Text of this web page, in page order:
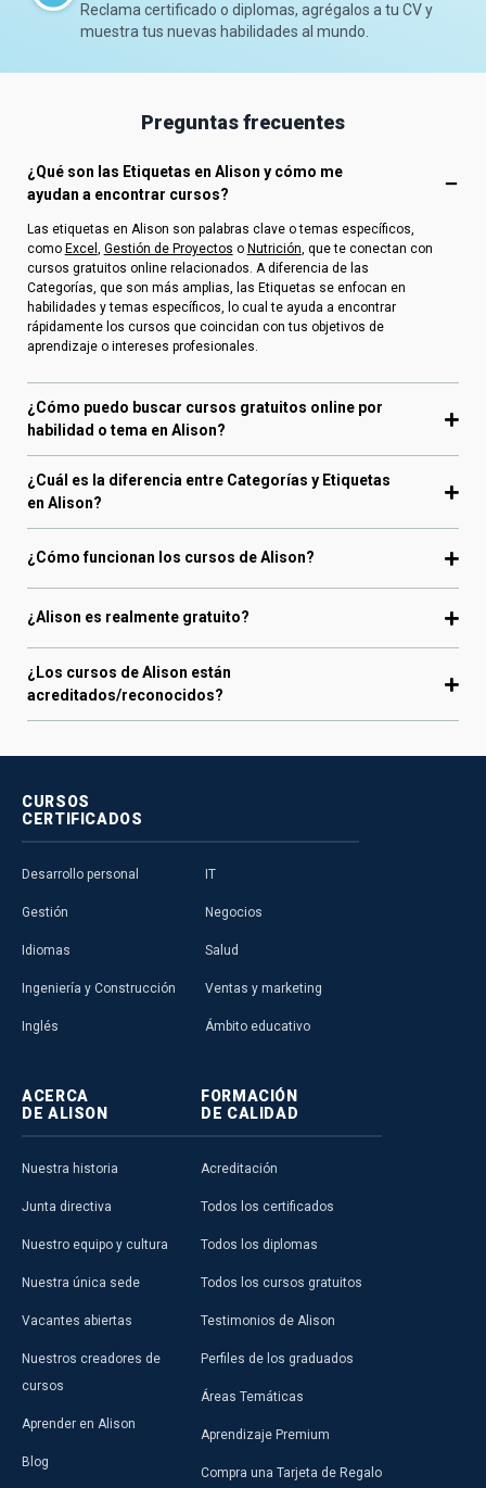
Reclama certificado o diplomas, agrégalos a tu CV y
muestra tus nuevas habilidades al mundo.
Preguntas frecuentes
¿Qué son las Etiquetas en Alison y cómo me
ayudan a encontrar cursos?
Las etiquetas en Alison son palabras clave o temas específicos,
como Excel Gestión de Proyectos o Nutrición , que te conectan con
cursos gratuitos online relacionados. A diferencia de las
Categorías, que son más amplias, las Etiquetas se enfocan en
habilidades y temas específicos, lo cual te ayuda a encontrar
rápidamente los cursos que coincidan con tus objetivos de
aprendizaje o intereses profesionales.
¿Cómo puedo buscar cursos gratuitos online por
habilidad o tema en Alison?
¿Cuál es la diferencia entre Categorías y Etiquetas
en Alison?
¿Cómo funcionan los cursos de Alison?
¿Alison es realmente gratuito?
¿Los cursos de Alison están
acreditados/reconocidos?
CURSOS
CERTIFICADOS
Desarrollo personal
Gestión
Idiomas
Ingeniería y Construcción
Inglés
IT
Negocios
Salud
Ventas y marketing
Ámbito educativo
ACERCA
DE ALISON
Nuestra historia
Junta directiva
Nuestro equipo y cultura
Nuestra única sede
Vacantes abiertas
Nuestros creadores de
cursos
Aprender en Alison
Blog
FORMACIÓN
DE CALIDAD
Acreditación
Todos los certificados
Todos los diplomas
Todos los cursos gratuitos
Testimonios de Alison
Perfiles de los graduados
Áreas Temáticas
Aprendizaje Premium
Compra una Tarjeta de Regalo